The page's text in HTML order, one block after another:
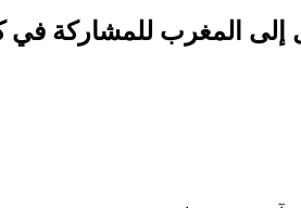
إلى المغرب للمشاركة في